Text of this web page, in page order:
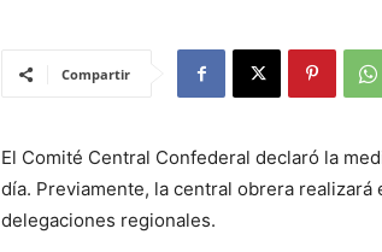
Compartir
El Comité Central Confederal declaró la
día. Previamente, la central obrera
delegaciones regionales.